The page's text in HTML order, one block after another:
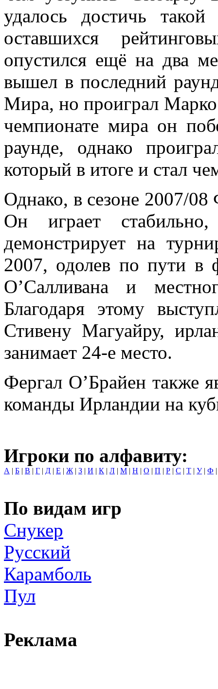
удалось достичь
оставшихся
опустился ещё на два
вышел в последний
Мира, но проиграл
чемпионате мира он
раунде, однако
который в итоге и стал
Однако, в сезоне 2007/08
Он играет
демонстрирует на
2007, одолев по пути в
О’Салливана и
Благодаря этому
Стивену Магуайру,
занимает 24-е место.
Фергал О’Брайен также
команды Ирландии на
Игроки по алфавиту:
А | Б | В | Г | Д | Е | Ж | З | И | К | Л | М | Н | О | П | Р | С | Т | У| Ф
По видам игр
Снукер
Русский
Карамболь
Пул
Реклама